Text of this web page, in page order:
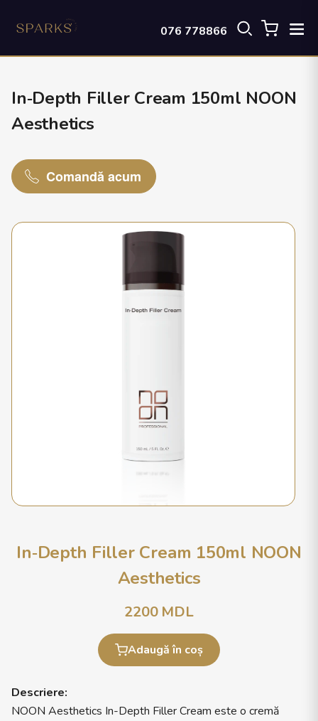
076 778866
In‑Depth Filler Cream 150ml NOON
Aesthetics
Comandă acum
In‑Depth Filler Cream 150ml NOON
Aesthetics
2200MDL
Adaugă în coș
Descriere:
NOON Aesthetics In-Depth Filler Cream este o cremă